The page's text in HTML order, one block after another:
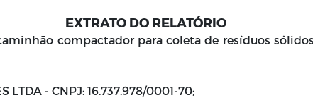
EXTRATO DO RELATÓRIO
compactador para coleta de resíduos
LTDA - CNPJ: 16.737.978/0001-70;